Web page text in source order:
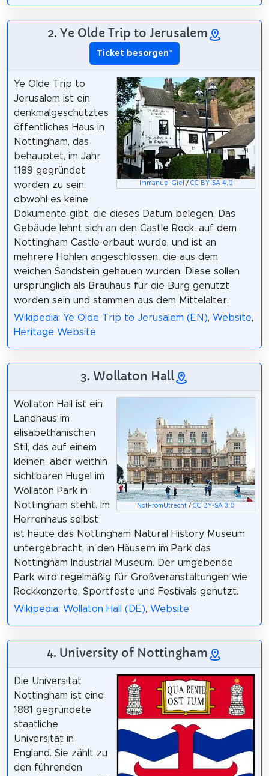
2. Ye Olde Trip to Jerusalem
Ticket besorgen*
Immanuel Giel / CC BY-SA 4.0
Ye Olde Trip to
Jerusalem ist ein
denkmalgeschütztes
öffentliches Haus in
Nottingham, das
behauptet, im Jahr
1189 gegründet
worden zu sein,
obwohl es keine
Dokumente gibt, die dieses Datum belegen. Das
Gebäude lehnt sich an den Castle Rock, auf dem
Nottingham Castle erbaut wurde, und ist an
mehrere Höhlen angeschlossen, die aus dem
weichen Sandstein gehauen wurden. Diese sollen
ursprünglich als Brauhaus für die Burg genutzt
worden sein und stammen aus dem Mittelalter.
Wikipedia: Ye Olde Trip to Jerusalem (EN), Website,
Heritage Website
3. Wollaton Hall
NotFromUtrecht /CC BY-SA 3.0
Wollaton Hall ist ein
Landhaus im
elisabethanischen
Stil, das auf einem
kleinen, aber weithin
sichtbaren Hügel im
Wollaton Park in
Nottingham steht. Im
Herrenhaus selbst
ist heute das Nottingham Natural History Museum
untergebracht, in den Häusern im Park das
Nottingham Industrial Museum. Der umgebende
Park wird regelmäßig für Großveranstaltungen wie
Rockkonzerte, Sportfeste und Festivals genutzt.
Wikipedia: Wollaton Hall (DE), Website
4. University of Nottingham
Die Universität
Nottingham ist eine
1881 gegründete
staatliche
Universität in
England. Sie zählt zu
den führenden